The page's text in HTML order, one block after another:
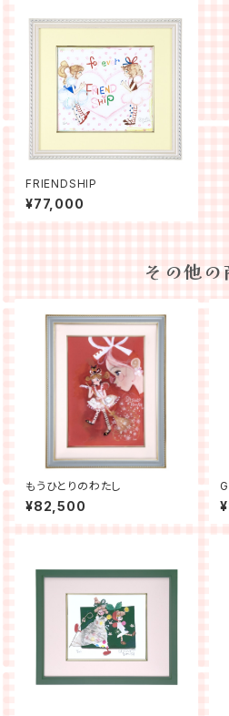
FRIENDSHIP
¥77,000
その他の
もうひとりのわたし
¥82,500